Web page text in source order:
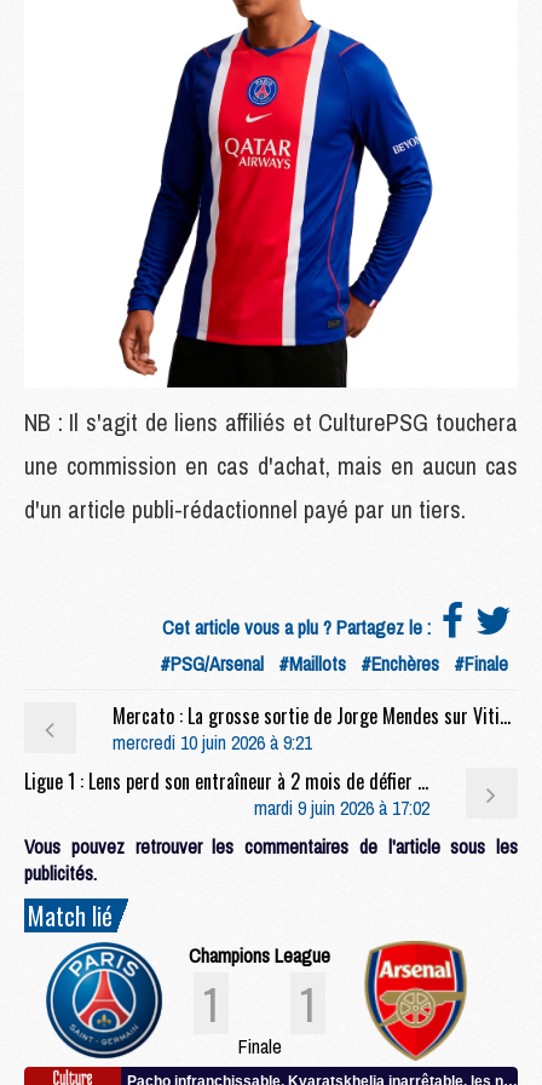
NB : Il s'agit de liens affiliés et CulturePSG touchera
une commission en cas d'achat, mais en aucun cas
d'un article publi-rédactionnel payé par un tiers.
Cet article vous a plu ? Partagez le :
#PSG/Arsenal #Maillots #Enchères #Finale
Mercato : La grosse sortie de Jorge Mendes sur Vitinha et Neves
mercredi 10 juin 2026 à 9:21
Ligue 1 : Lens perd son entraîneur à 2 mois de défier le PSG
mardi 9 juin 2026 à 17:02
Vous pouvez retrouver les commentaires de l'article sous les
publicités.
Match lié
Champions League
1 1
Finale